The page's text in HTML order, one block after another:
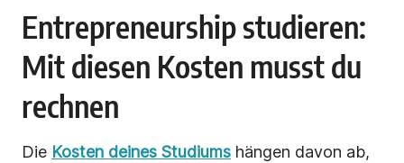
Entrepreneurship studieren:
Mit diesen Kosten musst du
rechnen
Die Kosten deines Studiums hängen davon ab,